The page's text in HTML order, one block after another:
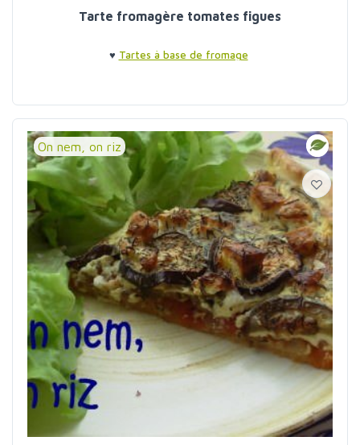
Tarte fromagère tomates figues
♥ Tartes à base de fromage
On nem, on riz